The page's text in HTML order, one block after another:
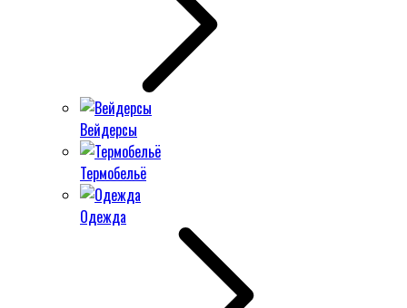
Вейдерсы
Термобельё
Одежда